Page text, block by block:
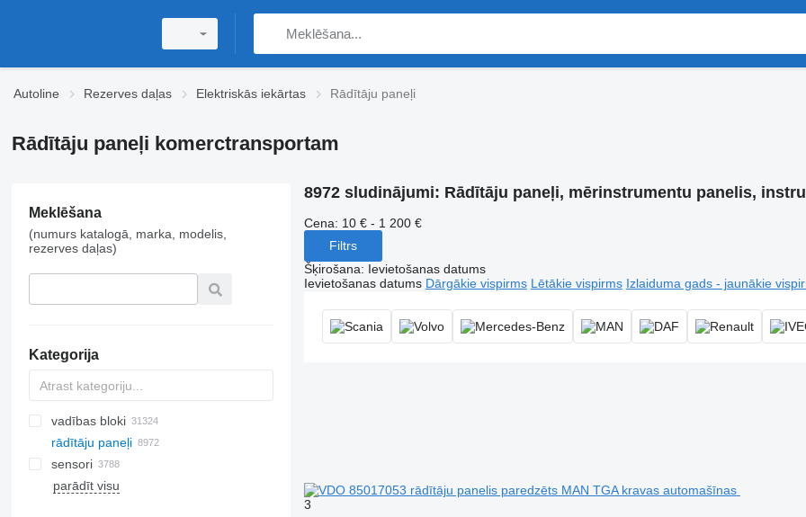
Autoline Rezerves daļas Elektriskās iekārtas Rādītāju paneļi
Rādītāju paneļi komerctransportam
Meklēšana
(numurs katalogā, marka, modelis,
rezerves daļas)
Kategorija
vadības bloki
rādītāju paneļi
sensori
parādīt visu
8972 sludinājumi: Rādītāju paneļi, mērinstrumentu panelis,
Cena: 10 € - 1 200 €
Filtrs
Šķirošana: Ievietošanas datums
Ievietošanas datums Dārgākie vispirms Lētākie vispirms Izlaiduma gads - jaunākie
3